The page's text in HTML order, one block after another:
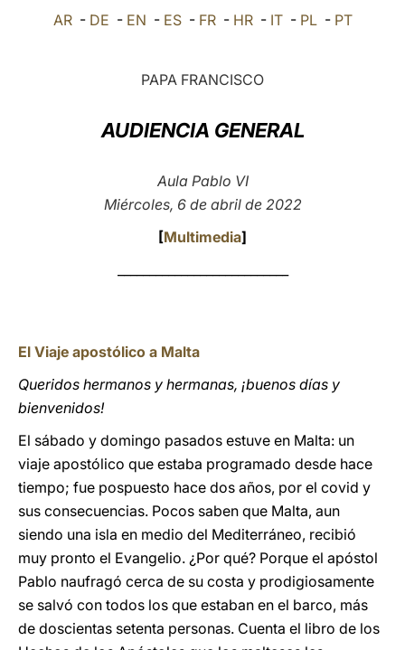
العربيّة AR- DE - EN - ES- FR- HR- IT- PL- PT
PAPA FRANCISCO
AUDIENCIA GENERAL
Aula Pablo VI
Miércoles, 6 de abril de 2022
[Multimedia]
El Viaje apostólico a Malta
Queridos hermanos y hermanas, ¡buenos días y
bienvenidos!
El sábado y domingo pasados estuve en Malta: un
viaje apostólico que estaba programado desde hace
tiempo; fue pospuesto hace dos años, por el covid y
sus consecuencias. Pocos saben que Malta, aun
siendo una isla en medio del Mediterráneo, recibió
muy pronto el Evangelio. ¿Por qué? Porque el apóstol
Pablo naufragó cerca de su costa y prodigiosamente
se salvó con todos los que estaban en el barco, más
de doscientas setenta personas. Cuenta el libro de los